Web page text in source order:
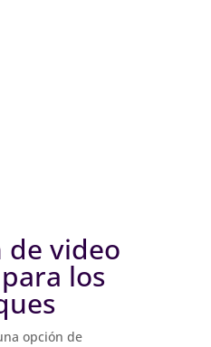
de video
los
opción de